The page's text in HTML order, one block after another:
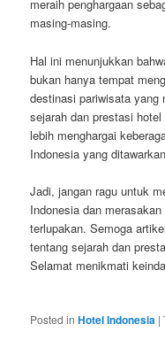
meraih penghargaan
masing-masing.
Hal ini menunjukkan
bukan hanya tempat
destinasi pariwisata yang
sejarah dan prestasi
lebih menghargai
Indonesia yang
Jadi, jangan ragu untuk
Indonesia dan
terlupakan. Semoga
tentang sejarah dan
Selamat menikmati
Posted in Hotel Indonesia |